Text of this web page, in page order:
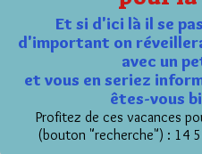
Et si d'ici là il se
d'important on
avec un
et vous en seriez
êtes-vous
Profitez de ces vacances
(bouton "recherche") : 14